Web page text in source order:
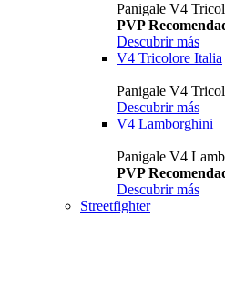
Panigale V4
PVP
Descubrir más
V4 Tricolore Italia
Panigale V4
Descubrir más
V4 Lamborghini
Panigale V4
PVP
Descubrir más
Streetfighter